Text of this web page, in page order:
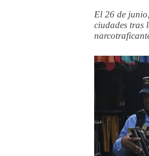
El 26 de
ciudades tras